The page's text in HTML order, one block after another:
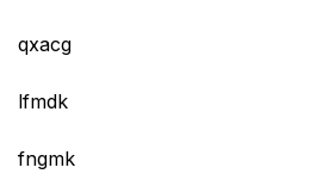
qxacg
lfmdk
fngmk